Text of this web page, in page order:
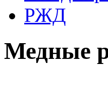
РЖД
Медные